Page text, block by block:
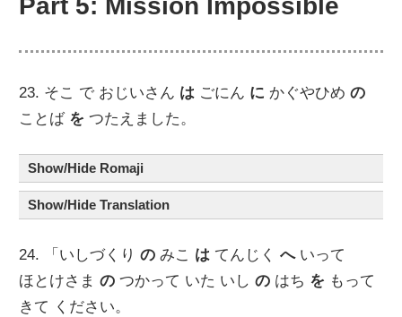
Part 5: Mission Impossible
23. そこ で おじいさん は ごにん に かぐやひめの
ことば を つたえました。
Show/Hide Romaji
Show/Hide Translation
24. 「いしづくりの みこ は てんじくへいって
ほとけさまの つかって いた いしの はち を もって
きて ください。